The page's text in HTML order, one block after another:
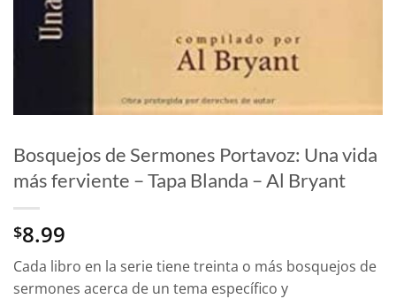
Bosquejos de Sermones Portavoz: Una vida
más ferviente – Tapa Blanda – Al Bryant
$8.99
Cada libro en la serie tiene treinta o más bosquejos de
sermones acerca de un tema específico y